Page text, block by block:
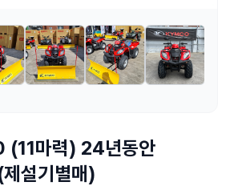
(11마력) 24년동안
설기별매)